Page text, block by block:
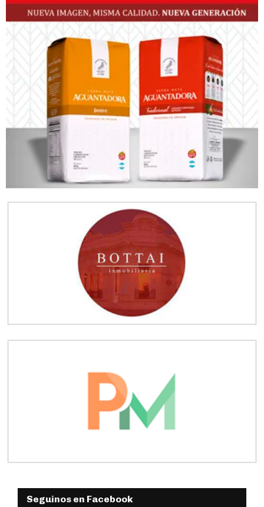
Seguinos en Facebook